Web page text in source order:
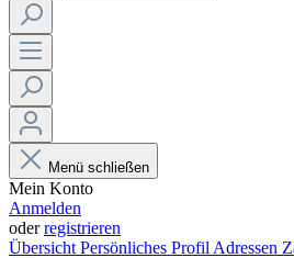
Menü schließen
Mein Konto
Anmelden
oderregistrieren
Übersicht Persönliches Profil Adressen